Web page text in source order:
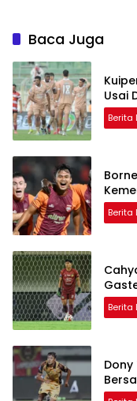
Baca Juga
Usai
Berita
Berita
Berita
Dony